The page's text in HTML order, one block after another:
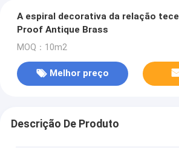
A espiral decorativa da relação
Proof Antique Brass
MOQ：10m2
Melhor preço
Descrição De Produto